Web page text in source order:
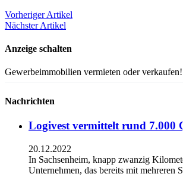
Vorheriger Artikel
Nächster Artikel
Anzeige schalten
Gewerbeimmobilien vermieten oder verkaufen!
Nachrichten
Logivest vermittelt rund 7.000
20.12.2022
In Sachsenheim, knapp zwanzig
Unternehmen, das bereits mit mehreren